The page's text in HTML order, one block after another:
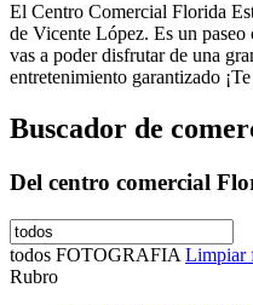
El Centro Comercial Florida
de Vicente López. Es un
vas a poder disfrutar de una
entretenimiento garantizado
Buscador de
Del centro comercial
todos FOTOGRAFIA Limpiar
Rubro